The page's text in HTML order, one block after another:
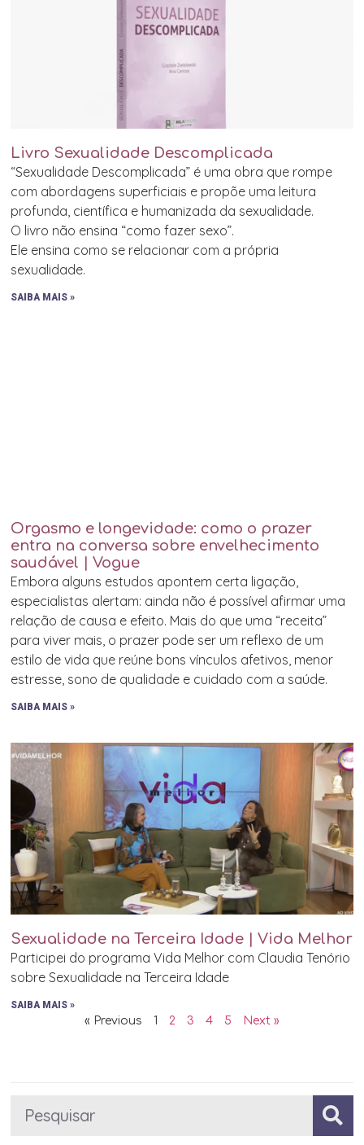
Livro Sexualidade Descomplicada
“Sexualidade Descomplicada” é uma obra que rompe
com abordagens superficiais e propõe uma leitura
profunda, científica e humanizada da sexualidade.
O livro não ensina “como fazer sexo”.
Ele ensina como se relacionar com a própria
sexualidade.
SAIBA MAIS »
Orgasmo e longevidade: como o prazer
entra na conversa sobre envelhecimento
saudável | Vogue
Embora alguns estudos apontem certa ligação,
especialistas alertam: ainda não é possível afirmar uma
relação de causa e efeito. Mais do que uma “receita”
para viver mais, o prazer pode ser um reflexo de um
estilo de vida que reúne bons vínculos afetivos, menor
estresse, sono de qualidade e cuidado com a saúde.
SAIBA MAIS »
Sexualidade na Terceira Idade | Vida Melhor
Participei do programa Vida Melhor com Claudia Tenório
sobre Sexualidade na Terceira Idade
SAIBA MAIS »
« Previous 1 2 3 4 5 Next »